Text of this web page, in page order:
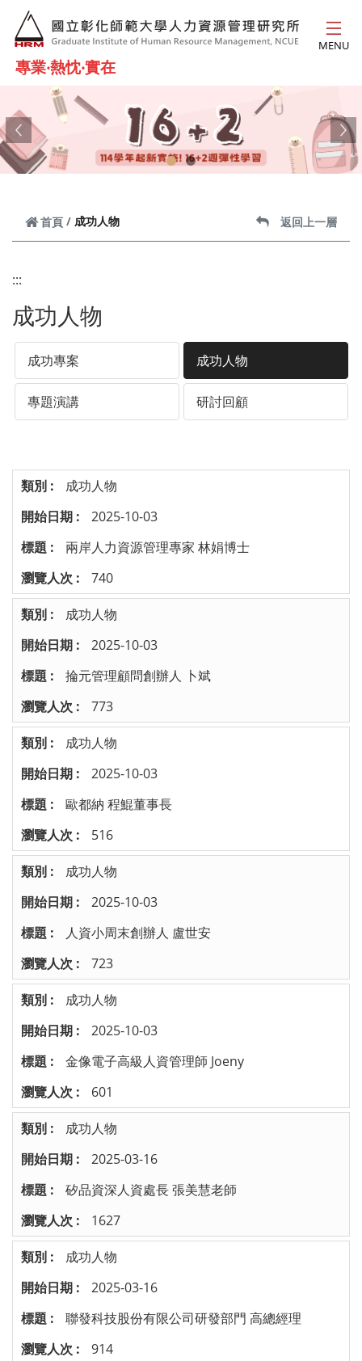
跳到主要內容
專業‧熱忱‧實在
MENU
Previous
首頁 成功人物 返回上一層
:::
成功人物
成功專案 成功人物
專題演講 研討回顧
成功人物
2025-10-03
兩岸人力資源管理專家 林娟博士
740
成功人物
2025-10-03
掄元管理顧問創辦人 卜斌
773
成功人物
2025-10-03
歐都納 程鯤董事長
516
成功人物
2025-10-03
人資小周末創辦人 盧世安
723
成功人物
2025-10-03
金像電子高級人資管理師 Joeny
601
成功人物
2025-03-16
矽品資深人資處長 張美慧老師
1627
成功人物
2025-03-16
聯發科技股份有限公司研發部門 高總經理
914